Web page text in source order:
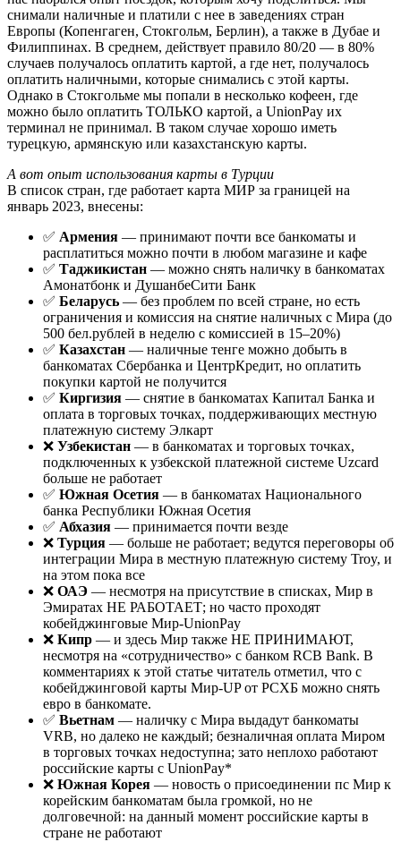
снимали наличные и платили с нее в заведениях стран
Европы (Копенгаген, Стокгольм, Берлин), а также в Дубае и
Филиппинах. В среднем, действует правило 80/20 — в 80%
случаев получалось оплатить картой, а где нет, получалось
оплатить наличными, которые снимались с этой карты.
Однако в Стокгольме мы попали в несколько кофеен, где
можно было оплатить ТОЛЬКО картой, а UnionPay их
терминал не принимал. В таком случае хорошо иметь
турецкую, армянскую или казахстанскую карты.
А вот опыт использования карты в Турции
В список стран, где работает карта МИР за границей на
январь 2023, внесены:
✅ Армения — принимают почти все банкоматы и
расплатиться можно почти в любом магазине и кафе
✅ Таджикистан — можно снять наличку в банкоматах
Амонатбонк и ДушанбеСити Банк
✅ Беларусь — без проблем по всей стране, но есть
ограничения и комиссия на снятие наличных с Мира (до
500 бел.рублей в неделю с комиссией в 15–20%)
✅ Казахстан — наличные тенге можно добыть в
банкоматах Сбербанка и ЦентрКредит, но оплатить
покупки картой не получится
✅ Киргизия — снятие в банкоматах Капитал Банка и
оплата в торговых точках, поддерживающих местную
платежную систему Элкарт
❌ Узбекистан — в банкоматах и торговых точках,
подключенных к узбекской платежной системе Uzcard
больше не работает
✅ Южная Осетия — в банкоматах Национального
банка Республики Южная Осетия
✅ Абхазия — принимается почти везде
❌ Турция — больше не работает; ведутся переговоры об
интеграции Мира в местную платежную систему Troy, и
на этом пока все
❌ ОАЭ — несмотря на присутствие в списках, Мир в
Эмиратах НЕ РАБОТАЕТ; но часто проходят
кобейджинговые Мир-UnionPay
❌ Кипр — и здесь Мир также НЕ ПРИНИМАЮТ,
несмотря на «сотрудничество» с банком RCB Bank. В
комментариях к этой статье читатель отметил, что с
кобейджинговой карты Мир-UP от РСХБ можно снять
евро в банкомате.
✅ Вьетнам — наличку с Мира выдадут банкоматы
VRB, но далеко не каждый; безналичная оплата Миром
в торговых точках недоступна; зато неплохо работают
российские карты с UnionPay*
❌ Южная Корея — новость о присоединении пс Мир к
корейским банкоматам была громкой, но не
долговечной: на данный момент российские карты в
стране не работают